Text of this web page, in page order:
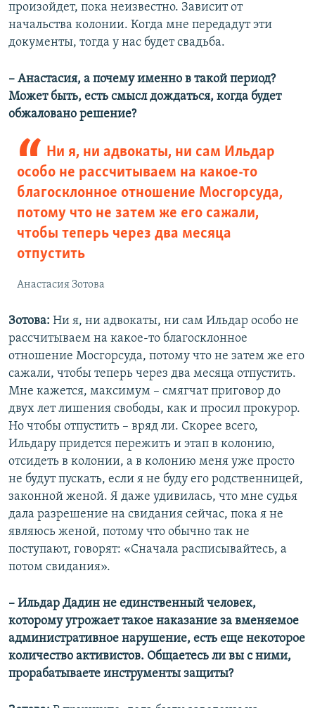
произойдет, пока неизвестно. Зависит от
начальства колонии. Когда мне передадут эти
документы, тогда у нас будет свадьба.
– Анастасия, а почему именно в такой период?
Может быть, есть смысл дождаться, когда будет
обжаловано решение?
Ни я, ни адвокаты, ни сам Ильдар
особо не рассчитываем на какое-то
благосклонное отношение Мосгорсуда,
потому что не затем же его сажали,
чтобы теперь через два месяца
отпустить
Анастасия Зотова
Зотова: Ни я, ни адвокаты, ни сам Ильдар особо не
рассчитываем на какое-то благосклонное
отношение Мосгорсуда, потому что не затем же его
сажали, чтобы теперь через два месяца отпустить.
Мне кажется, максимум – смягчат приговор до
двух лет лишения свободы, как и просил прокурор.
Но чтобы отпустить – вряд ли. Скорее всего,
Ильдару придется пережить и этап в колонию,
отсидеть в колонии, а в колонию меня уже просто
не будут пускать, если я не буду его родственницей,
законной женой. Я даже удивилась, что мне судья
дала разрешение на свидания сейчас, пока я не
являюсь женой, потому что обычно так не
поступают, говорят: «Сначала расписывайтесь, а
потом свидания».
– Ильдар Дадин не единственный человек,
которому угрожает такое наказание за вменяемое
административное нарушение, есть еще некоторое
количество активистов. Общаетесь ли вы с ними,
прорабатываете инструменты защиты?